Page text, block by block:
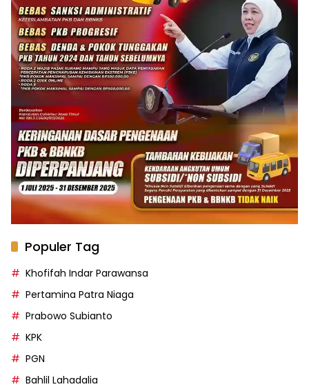
Populer Tag
Khofifah Indar Parawansa
Pertamina Patra Niaga
Prabowo Subianto
KPK
PGN
Bahlil Lahadalia